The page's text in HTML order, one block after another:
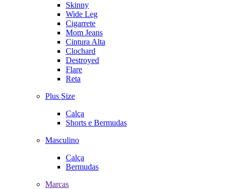
Skinny
Wide Leg
Cigarrete
Mom Jeans
Cintura Alta
Clochard
Destroyed
Flare
Reta
Plus Size
Calça
Shorts e Bermudas
Masculino
Calça
Bermudas
Marcas